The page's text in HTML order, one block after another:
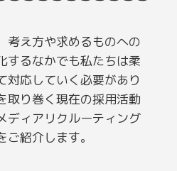
考え方や求めるものへの
するなかでも私たちは柔
対応していく必要があり
取り巻く現在の採用活動
ディアリクルーティング
紹介します。